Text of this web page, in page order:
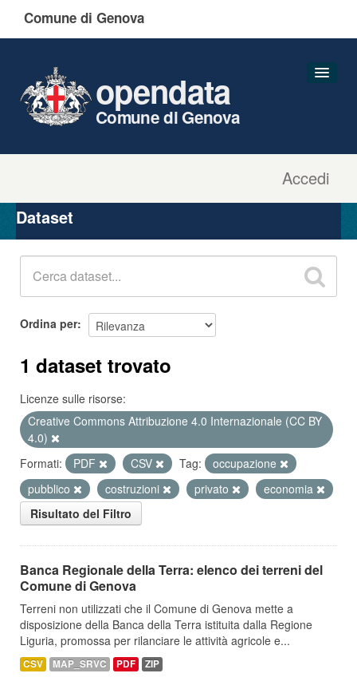
Comune di Genova
Accedi
opendata
Comune di Genova
Organizzazioni
Gruppi
Dataset
Ordina per
1 dataset trovato
Licenze sulle risorse:
Creative Commons Attribuzione 4.0 Internazionale (CC BY
4.0)
Formati:
PDF CSV Tag:
occupazione
pubblico
costruzioni privato
economia
Risultato del Filtro
Banca Regionale della Terra: elenco dei terreni del
Comune di Genova
Terreni non utilizzati che il Comune di Genova mette a
disposizione della Banca della Terra istituita dalla Regione
Liguria, promossa per rilanciare le attività agricole e...
CSV MAP_SRVC PDF ZIP